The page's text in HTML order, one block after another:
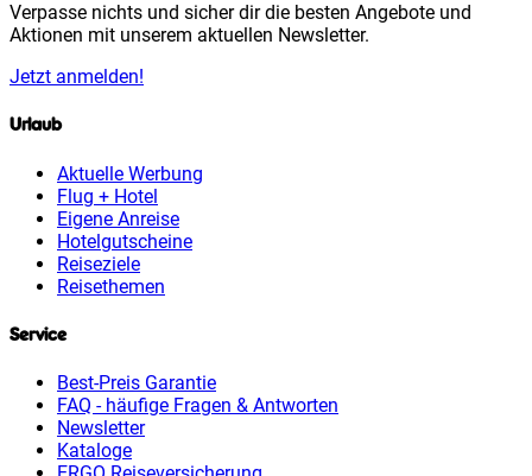
Verpasse nichts und sicher dir die besten Angebote und
Aktionen mit unserem aktuellen Newsletter.
Jetzt anmelden!
Urlaub
Aktuelle Werbung
Flug + Hotel
Eigene Anreise
Hotelgutscheine
Reiseziele
Reisethemen
Service
Best-Preis Garantie
FAQ - häufige Fragen & Antworten
Newsletter
Kataloge